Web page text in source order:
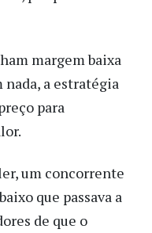
margem baixa
nada, a estratégia
para
um concorrente
que passava a
de que o